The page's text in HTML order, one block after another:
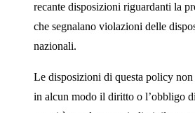
recante disposizioni riguardanti la
che segnalano violazioni delle
nazionali.
Le disposizioni di questa policy
in alcun modo il diritto o l’obbligo